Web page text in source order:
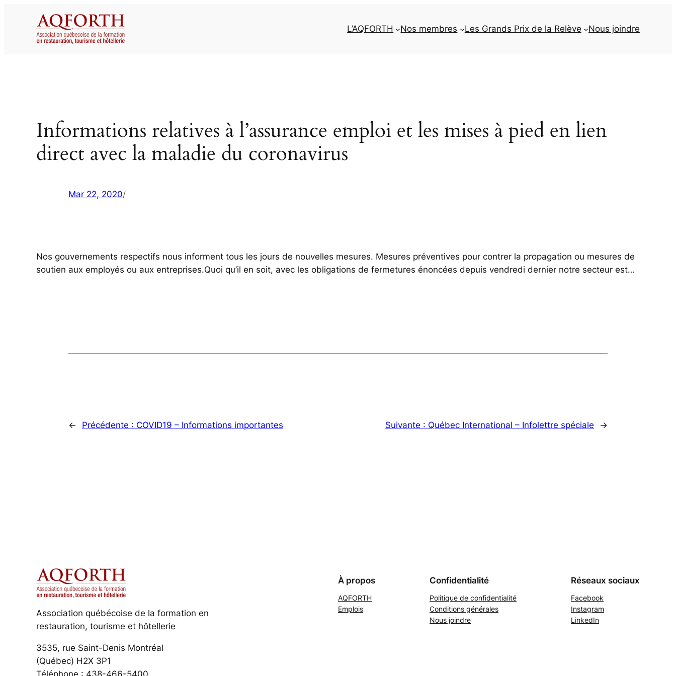
L’AQFORTH Nos membres Les Grands Prix de la Relève Nous joindre
Informations relatives à l’assurance emploi et les mises à pied en lien
direct avec la maladie du coronavirus
Mar 22, 2020/
Nos gouvernements respectifs nous informent tous les jours de nouvelles mesures. Mesures préventives pour contrer la propagation ou mesures de
soutien aux employés ou aux entreprises.Quoi qu’il en soit, avec les obligations de fermetures énoncées depuis vendredi dernier notre secteur est…
← Précédente : COVID19 – Informations importantes Suivante : Québec International – Infolettre spéciale →
Association québécoise de la formation en
restauration, tourisme et hôtellerie
3535, rue Saint-Denis Montréal
(Québec) H2X 3P1
Téléphone : 438-466-5400
À propos
AQFORTH
Emplois
Confidentialité
Politique de confidentialité
Conditions générales
Nous joindre
Réseaux sociaux
Facebook
Instagram
LinkedIn